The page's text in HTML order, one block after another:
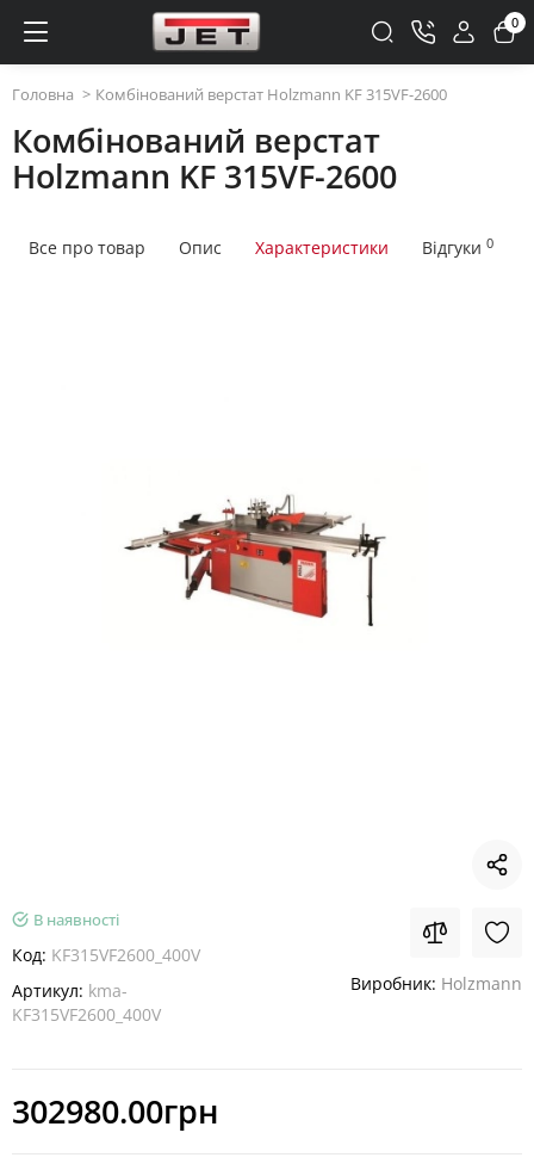
0
Головна Комбінований верстат Holzmann KF 315VF-2600
Комбінований верстат
Holzmann KF 315VF-2600
Все про товар Опис Характеристики Відгуки 0
В наявності
Код: KF315VF2600_400V
Артикул: kma-
KF315VF2600_400V
Виробник: Holzmann
302980.00грн